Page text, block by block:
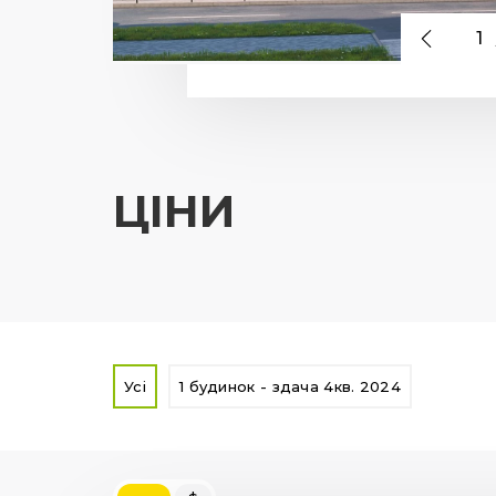
1
ЦІНИ
Усі 1 будинок - здача 4кв. 2024